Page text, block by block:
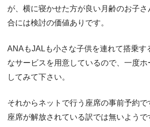
が、横に寝かせた方が良い月齢のお子
合には検討の価値ありです。
ANAもJALも小さな子供を連れて搭乗す
なサービスを用意しているので、一度
してみて下さい。
それからネットで行う座席の事前予約
座席が解放されている訳では無いようで